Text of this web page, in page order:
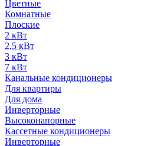
Цветные
Комнатные
Плоские
2 кВт
2,5 кВт
3 кВт
7 кВт
Канальные кондиционеры
Для квартиры
Для дома
Инверторные
Высоконапорные
Кассетные кондиционеры
Инверторные